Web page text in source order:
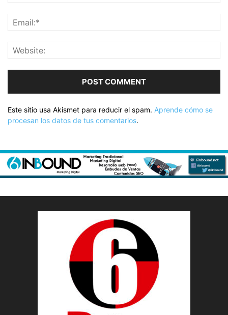
Este sitio usa Akismet para reducir el spam. Aprende cómo se
procesan los datos de tus comentarios.